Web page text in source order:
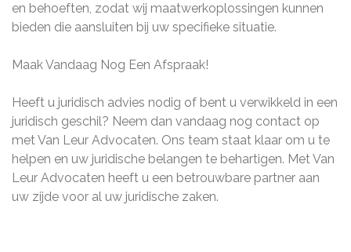
en behoeften, zodat wij maatwerkoplossingen kunnen
bieden die aansluiten bij uw specifieke situatie.
Maak Vandaag Nog Een Afspraak!
Heeft u juridisch advies nodig of bent u verwikkeld in een
juridisch geschil? Neem dan vandaag nog contact op
met Van Leur Advocaten. Ons team staat klaar om u te
helpen en uw juridische belangen te behartigen. Met Van
Leur Advocaten heeft u een betrouwbare partner aan
uw zijde voor al uw juridische zaken.